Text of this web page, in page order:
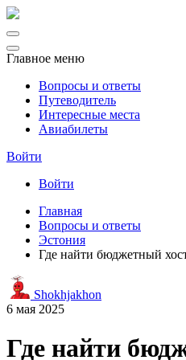
Главное меню
Вопросы и ответы
Путеводитель
Интересные места
Авиабилеты
Войти
Войти
Главная
Вопросы и ответы
Эстония
Где найти бюджетный
Shokhjakhon
6 мая 2025
Где найти